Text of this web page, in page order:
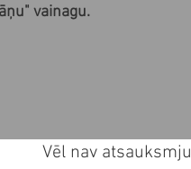
vainagu.
Vēl nav atsauksmju